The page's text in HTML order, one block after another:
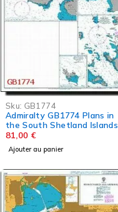
Sku: GB1774
Admiralty GB1774 Plans in
the South Shetland Islands
81,00 €
Ajouter au panier